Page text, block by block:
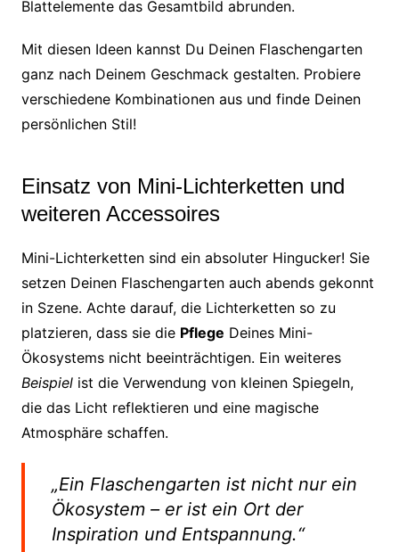
Blattelemente das Gesamtbild abrunden.
Mit diesen Ideen kannst Du Deinen Flaschengarten
ganz nach Deinem Geschmack gestalten. Probiere
verschiedene Kombinationen aus und finde Deinen
persönlichen Stil!
Einsatz von Mini-Lichterketten und
weiteren Accessoires
Mini-Lichterketten sind ein absoluter Hingucker! Sie
setzen Deinen Flaschengarten auch abends gekonnt
in Szene. Achte darauf, die Lichterketten so zu
platzieren, dass sie die Pflege Deines Mini-
Ökosystems nicht beeinträchtigen. Ein weiteres
Beispielist die Verwendung von kleinen Spiegeln,
die das Licht reflektieren und eine magische
Atmosphäre schaffen.
„Ein Flaschengarten ist nicht nur ein
Ökosystem – er ist ein Ort der
Inspiration und Entspannung.“